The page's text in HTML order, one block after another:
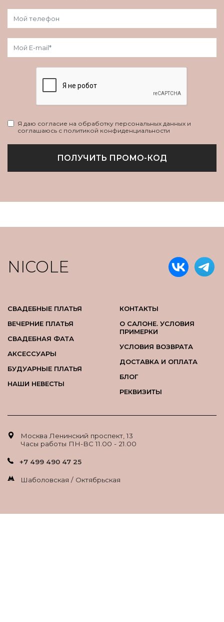
Я даю согласие на обработку персональных данных и
соглашаюсь с политикой конфиденциальности
ПОЛУЧИТЬ ПРОМО-КОД
NICOLE
СВАДЕБНЫЕ ПЛАТЬЯ
ВЕЧЕРНИЕ ПЛАТЬЯ
СВАДЕБНАЯ ФАТА
АКСЕССУАРЫ
БУДУАРНЫЕ ПЛАТЬЯ
НАШИ НЕВЕСТЫ
КОНТАКТЫ
О САЛОНЕ. УСЛОВИЯ
ПРИМЕРКИ
УСЛОВИЯ ВОЗВРАТА
ДОСТАВКА И ОПЛАТА
БЛОГ
РЕКВИЗИТЫ
Москва Ленинский проспект, 13
Часы работы ПН-ВС 11.00 - 21.00
+7 499 490 47 25
Шаболовская / Октябрьская